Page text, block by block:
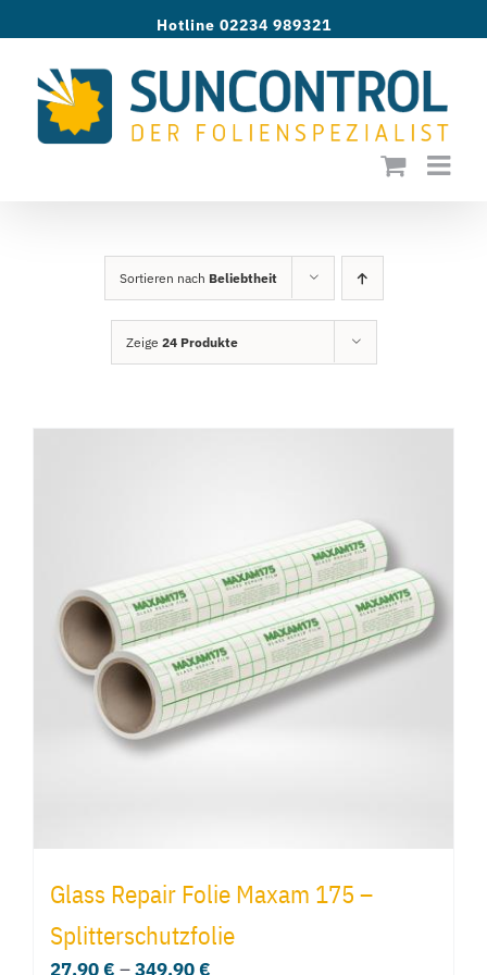
springen
Hotline 02234 989321
Sortieren nach Beliebtheit
Zeige 24 Produkte
Glass Repair Folie Maxam 175 –
Splitterschutzfolie
27,90€ –349,90€